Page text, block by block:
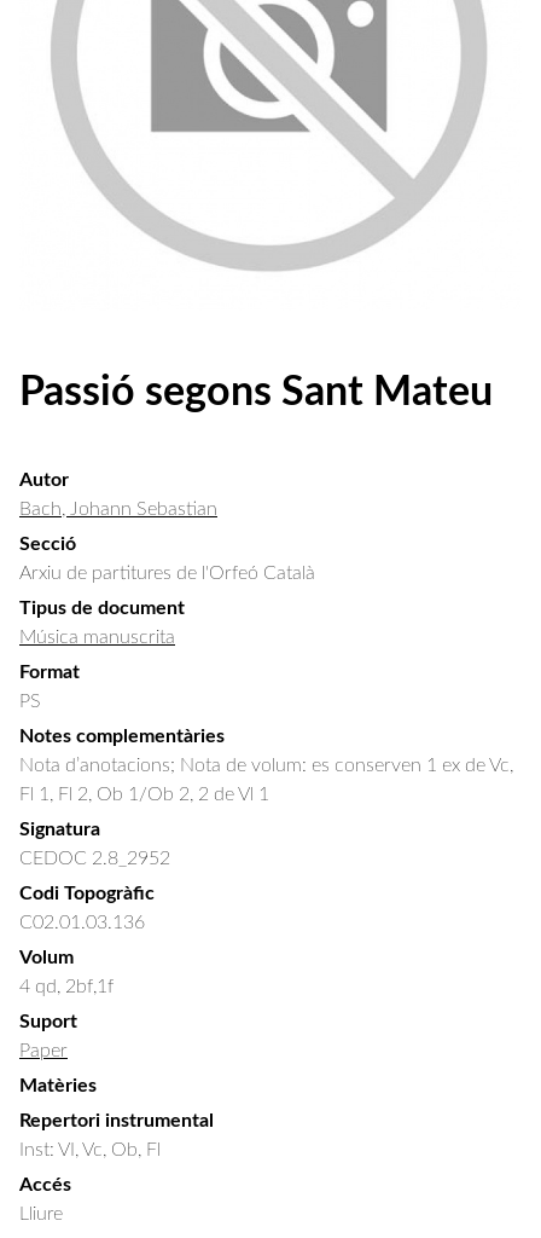
Passió segons Sant Mateu
Autor
Bach, Johann Sebastian
Secció
Arxiu de partitures de l'Orfeó Català
Tipus de document
Música manuscrita
Format
PS
Notes complementàries
Nota d’anotacions; Nota de volum: es conserven 1 ex de Vc,
Fl 1, Fl 2, Ob 1/Ob 2, 2 de Vl 1
Signatura
CEDOC 2.8_2952
Codi Topogràfic
C02.01.03.136
Volum
4 qd, 2bf,1f
Suport
Paper
Matèries
Repertori instrumental
Inst: VI, Vc, Ob, Fl
Accés
Lliure